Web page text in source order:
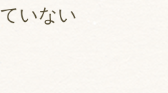
いない